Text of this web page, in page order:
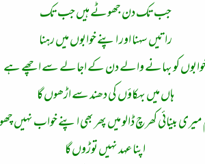
جب تک دن جھوٹے ہیں جب تک
راتیں سہنا اور اپنے خوابوں میں رہنا
کو بہانے والے دن کے اجالے سے اچھے ہے
ہاں میں بہکاؤں کی دھند سے اڑھوں گا
بینائی کھرچ ڈالو میں پھر بھی اپنے خواب نہیں
اپنا عہد نہیں توڑوں گا